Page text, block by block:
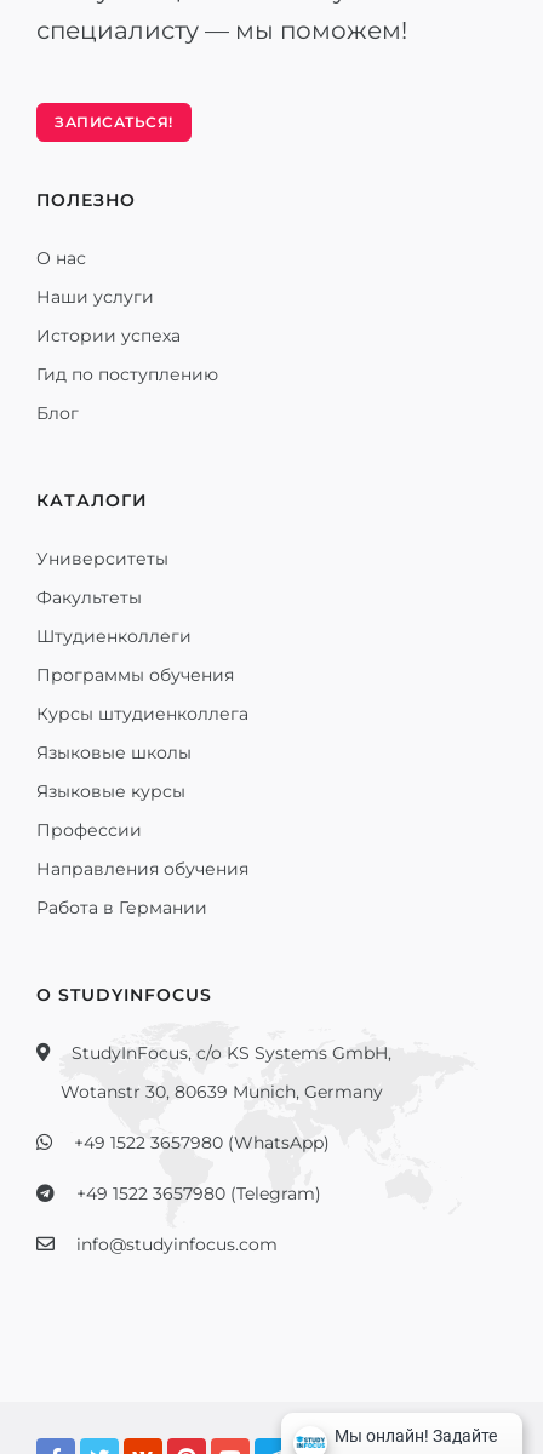
специалисту — мы поможем!
ЗАПИСАТЬСЯ!
ПОЛЕЗНО
О нас
Наши услуги
Истории успеха
Гид по поступлению
Блог
КАТАЛОГИ
Университеты
Факультеты
Штудиенколлеги
Программы обучения
Курсы штудиенколлега
Языковые школы
Языковые курсы
Профессии
Направления обучения
Работа в Германии
О STUDYINFOCUS
StudyInFocus, c/o KS Systems GmbH,
Wotanstr 30, 80639 Munich, Germany
+49 1522 3657980 (WhatsApp)
+49 1522 3657980 (Telegram)
info@studyinfocus.com